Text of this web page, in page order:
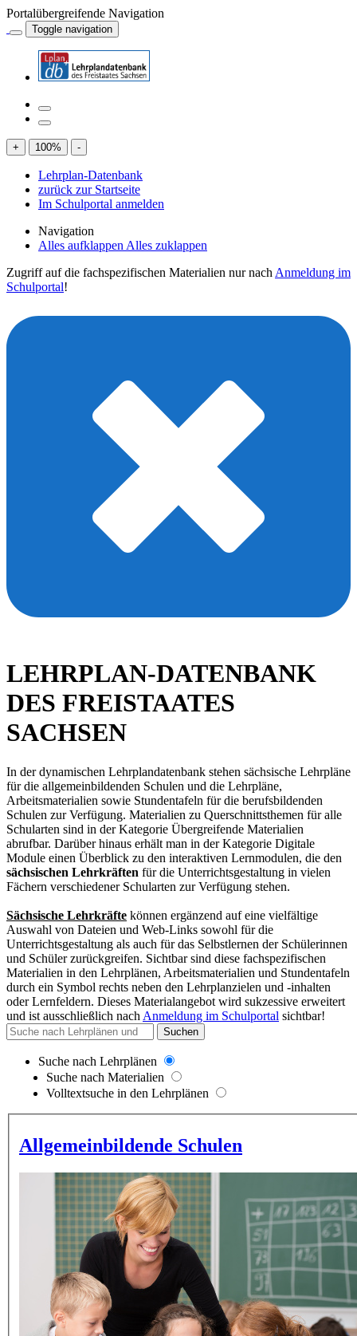
Portalübergreifende Navigation
Toggle navigation
+ 100% -
Lehrplan-Datenbank
zurück zur Startseite
Im Schulportal anmelden
Navigation
Alles aufklappen Alles zuklappen
Zugriff auf die fachspezifischen Materialien nur nach Anmeldung im
Schulportal!
LEHRPLAN-DATENBANK
DES FREISTAATES
SACHSEN
In der dynamischen Lehrplandatenbank stehen sächsische Lehrpläne
für die allgemeinbildenden Schulen und die Lehrpläne,
Arbeitsmaterialien sowie Stundentafeln für die berufsbildenden
Schulen zur Verfügung. Materialien zu Querschnittsthemen für alle
Schularten sind in der Kategorie Übergreifende Materialien
abrufbar. Darüber hinaus erhält man in der Kategorie Digitale
Module einen Überblick zu den interaktiven Lernmodulen, die den
sächsischen Lehrkräften für die Unterrichtsgestaltung in vielen
Fächern verschiedener Schularten zur Verfügung stehen.
Sächsische Lehrkräfte können ergänzend auf eine vielfältige
Auswahl von Dateien und Web-Links sowohl für die
Unterrichtsgestaltung als auch für das Selbstlernen der Schülerinnen
und Schüler zurückgreifen. Sichtbar sind diese fachspezifischen
Materialien in den Lehrplänen, Arbeitsmaterialien und Stundentafeln
durch ein Symbol rechts neben den Lehrplanzielen und -inhalten
oder Lernfeldern. Dieses Materialangebot wird sukzessive erweitert
und ist ausschließlich nach Anmeldung im Schulportal sichtbar!
Suchen
Suche nach Lehrplänen
Suche nach Materialien
Volltextsuche in den Lehrplänen
Allgemeinbildende Schulen